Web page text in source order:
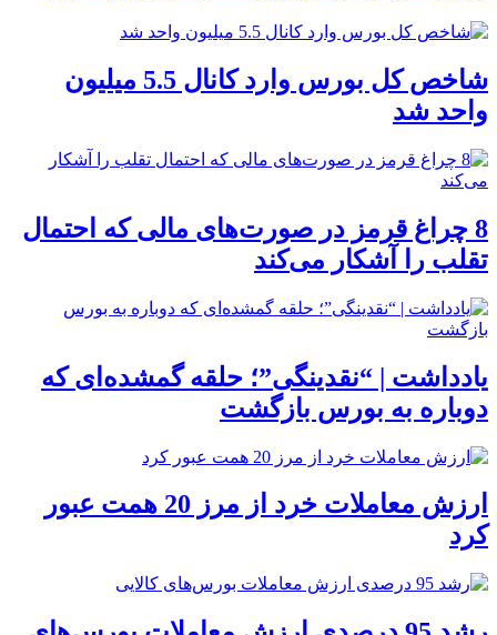
شاخص کل بورس وارد کانال 5.5 میلیون
واحد شد
8 چراغ قرمز در صورت‌های مالی که احتمال
تقلب را آشکار می‌کند
یادداشت | “نقدینگی”؛ حلقه گمشده‌ای که
دوباره به بورس بازگشت
ارزش معاملات خرد از مرز 20 همت عبور
کرد